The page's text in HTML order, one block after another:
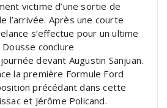
victime d’une sortie de
l’arrivée. Après une courte
s’effectue pour un ultime
conclure
devant Augustin Sanjuan.
la première Formule Ford
précédant dans cette
et Jérôme Policand.